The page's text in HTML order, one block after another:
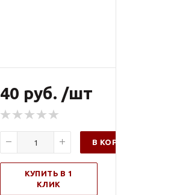
40 руб. /шт
В КОРЗИНУ
КУПИТЬ В 1
КЛИК